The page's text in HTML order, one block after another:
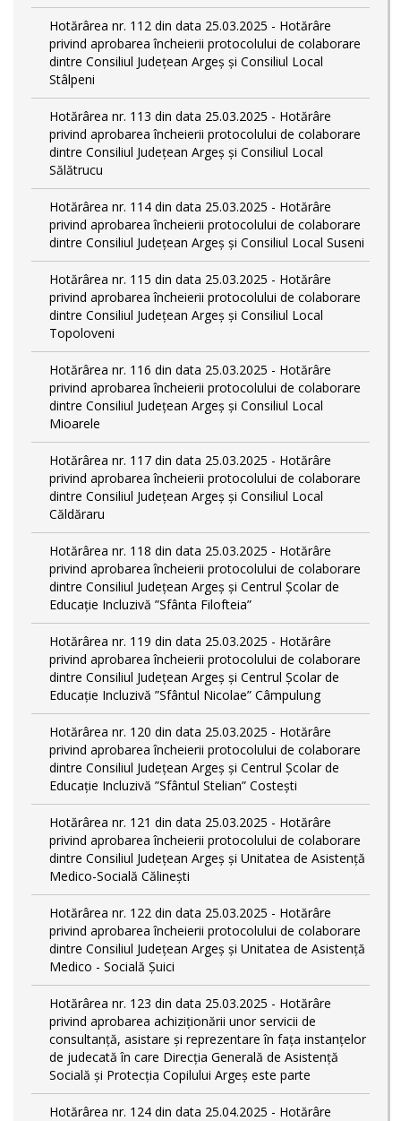
Hotărârea nr. 112 din data 25.03.2025 - Hotărâre
privind aprobarea încheierii protocolului de colaborare
dintre Consiliul Județean Argeș și Consiliul Local
Stâlpeni
Hotărârea nr. 113 din data 25.03.2025 - Hotărâre
privind aprobarea încheierii protocolului de colaborare
dintre Consiliul Județean Argeș și Consiliul Local
Sălătrucu
Hotărârea nr. 114 din data 25.03.2025 - Hotărâre
privind aprobarea încheierii protocolului de colaborare
dintre Consiliul Județean Argeș și Consiliul Local Suseni
Hotărârea nr. 115 din data 25.03.2025 - Hotărâre
privind aprobarea încheierii protocolului de colaborare
dintre Consiliul Județean Argeș și Consiliul Local
Topoloveni
Hotărârea nr. 116 din data 25.03.2025 - Hotărâre
privind aprobarea încheierii protocolului de colaborare
dintre Consiliul Județean Argeș și Consiliul Local
Mioarele
Hotărârea nr. 117 din data 25.03.2025 - Hotărâre
privind aprobarea încheierii protocolului de colaborare
dintre Consiliul Județean Argeș și Consiliul Local
Căldăraru
Hotărârea nr. 118 din data 25.03.2025 - Hotărâre
privind aprobarea încheierii protocolului de colaborare
dintre Consiliul Județean Argeș și Centrul Școlar de
Educație Incluzivă ”Sfânta Filofteia”
Hotărârea nr. 119 din data 25.03.2025 - Hotărâre
privind aprobarea încheierii protocolului de colaborare
dintre Consiliul Județean Argeș și Centrul Școlar de
Educație Incluzivă ”Sfântul Nicolae” Câmpulung
Hotărârea nr. 120 din data 25.03.2025 - Hotărâre
privind aprobarea încheierii protocolului de colaborare
dintre Consiliul Județean Argeș și Centrul Școlar de
Educație Incluzivă ”Sfântul Stelian” Costești
Hotărârea nr. 121 din data 25.03.2025 - Hotărâre
privind aprobarea încheierii protocolului de colaborare
dintre Consiliul Județean Argeș și Unitatea de Asistență
Medico-Socială Călinești
Hotărârea nr. 122 din data 25.03.2025 - Hotărâre
privind aprobarea încheierii protocolului de colaborare
dintre Consiliul Județean Argeș și Unitatea de Asistență
Medico - Socială Șuici
Hotărârea nr. 123 din data 25.03.2025 - Hotărâre
privind aprobarea achiziționării unor servicii de
consultanță, asistare și reprezentare în fața instanțelor
de judecată în care Direcția Generală de Asistență
Socială și Protecția Copilului Argeș este parte
Hotărârea nr. 124 din data 25.04.2025 - Hotărâre